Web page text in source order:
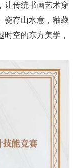
让传统书画艺术穿
瓷存山水意，釉藏
空的东方美学，